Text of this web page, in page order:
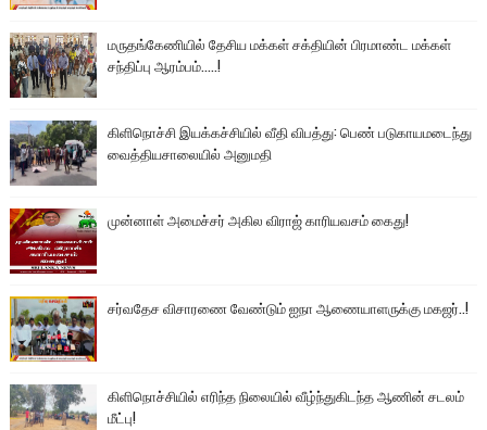
மருதங்கேணியில் தேசிய மக்கள் சக்தியின் பிரமாண்ட மக்கள்
சந்திப்பு ஆரம்பம்.....!
கிளிநொச்சி இயக்கச்சியில் வீதி விபத்து: பெண் படுகாயமடைந்து
வைத்தியசாலையில் அனுமதி
முன்னாள் அமைச்சர் அகில விராஜ் காரியவசம் கைது!
சர்வதேச விசாரணை வேண்டும் ஐநா ஆணையாளருக்கு மகஜர்..!
கிளிநொச்சியில் எரிந்த நிலையில் வீழ்ந்துகிடந்த ஆணின் சடலம்
மீட்பு!